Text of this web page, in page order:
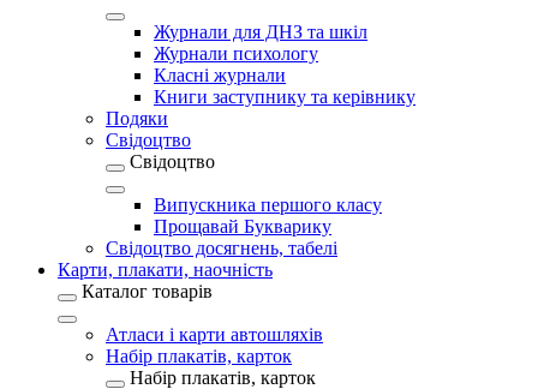
Журнали для ДНЗ та шкіл
Журнали психологу
Класні журнали
Книги заступнику та керівнику
Подяки
Свідоцтво
Свідоцтво
Випускника першого класу
Прощавай Букварику
Свідоцтво досягнень, табелі
Карти, плакати, наочність
Каталог товарів
Атласи і карти автошляхів
Набір плакатів, карток
Набір плакатів, карток